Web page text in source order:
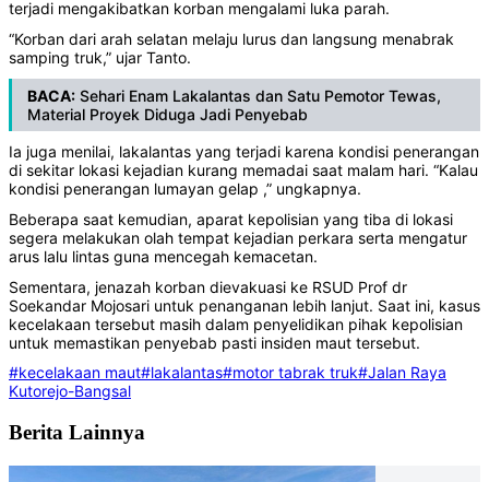
terjadi mengakibatkan korban mengalami luka parah.
“Korban dari arah selatan melaju lurus dan langsung menabrak
samping truk,” ujar Tanto.
BACA: Sehari Enam Lakalantas dan Satu Pemotor Tewas,
Material Proyek Diduga Jadi Penyebab
Ia juga menilai, lakalantas yang terjadi karena kondisi penerangan
di sekitar lokasi kejadian kurang memadai saat malam hari. “Kalau
kondisi penerangan lumayan gelap ,” ungkapnya.
Beberapa saat kemudian, aparat kepolisian yang tiba di lokasi
segera melakukan olah tempat kejadian perkara serta mengatur
arus lalu lintas guna mencegah kemacetan.
Sementara, jenazah korban dievakuasi ke RSUD Prof dr
Soekandar Mojosari untuk penanganan lebih lanjut. Saat ini, kasus
kecelakaan tersebut masih dalam penyelidikan pihak kepolisian
untuk memastikan penyebab pasti insiden maut tersebut.
#kecelakaan maut#lakalantas#motor tabrak truk#Jalan Raya
Kutorejo-Bangsal
Berita Lainnya